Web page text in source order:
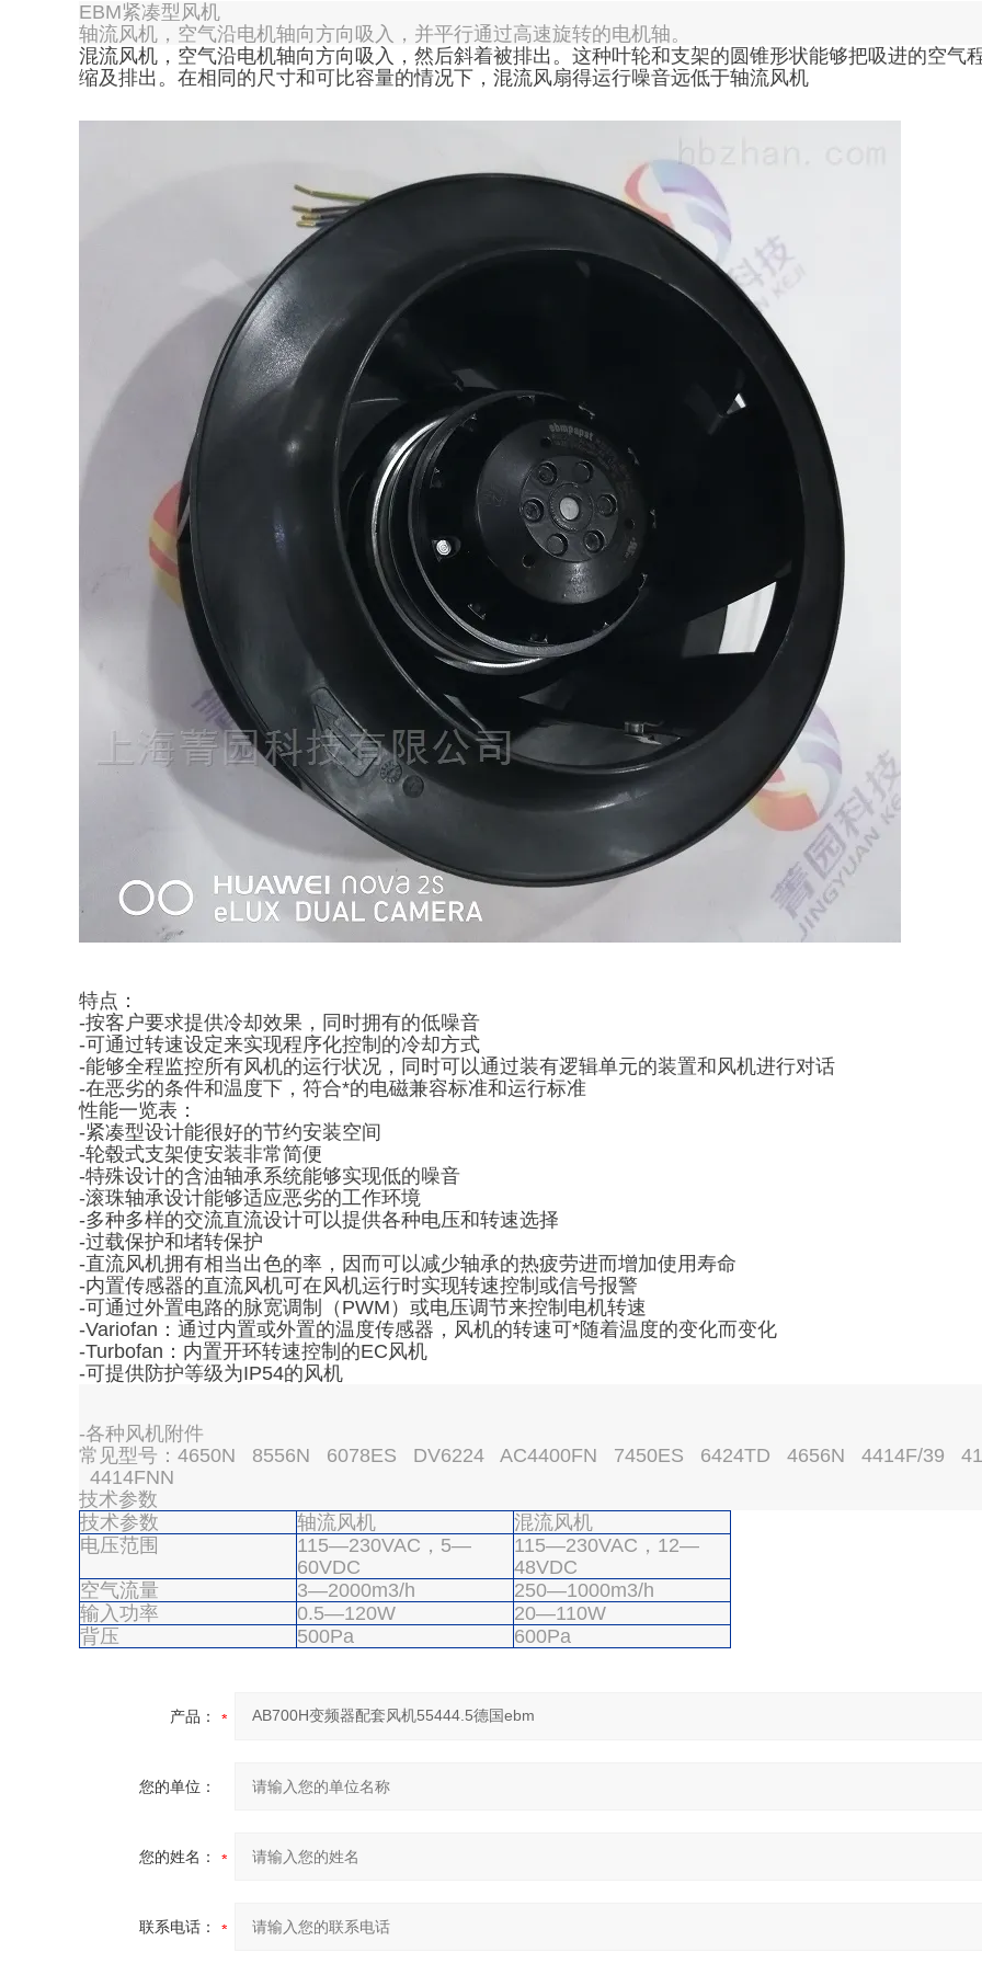
EBM紧凑型风机
轴流风机，空气沿电机轴向方向吸入，并平行通过高速旋转的电机轴。
混流风机，空气沿电机轴向方向吸入，然后斜着被排出。这种叶轮和支架的圆锥形状能够把吸进的空气
缩及排出。在相同的尺寸和可比容量的情况下，混流风扇得运行噪音远低于轴流风机
特点：
-按客户要求提供冷却效果，同时拥有的低噪音
-可通过转速设定来实现程序化控制的冷却方式
-能够全程监控所有风机的运行状况，同时可以通过装有逻辑单元的装置和风机进行对话
-在恶劣的条件和温度下，符合*的电磁兼容标准和运行标准
性能一览表：
-紧凑型设计能很好的节约安装空间
-轮毂式支架使安装非常简便
-特殊设计的含油轴承系统能够实现低的噪音
-滚珠轴承设计能够适应恶劣的工作环境
-多种多样的交流直流设计可以提供各种电压和转速选择
-过载保护和堵转保护
-直流风机拥有相当出色的率，因而可以减少轴承的热疲劳进而增加使用寿命
-内置传感器的直流风机可在风机运行时实现转速控制或信号报警
-可通过外置电路的脉宽调制（PWM）或电压调节来控制电机转速
-Variofan：通过内置或外置的温度传感器，风机的转速可*随着温度的变化而变化
-Turbofan：内置开环转速控制的EC风机
-可提供防护等级为IP54的风机
-各种风机附件
常见型号：4650N 8556N 6078ES DV6224 AC4400FN 7450ES 6424TD 4656N 4414F/39
4414FNN
技术参数
技术参数
轴流风机
混流风机
电压范围
115—230VAC，5—
60VDC
115—230VAC，12—
48VDC
空气流量
3—2000m3/h
250—1000m3/h
输入功率
0.5—120W
20—110W
背压
500Pa 600Pa
产品：
您的单位：
您的姓名：
联系电话：